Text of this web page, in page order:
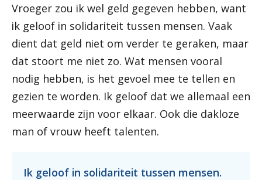
Vroeger zou ik wel geld gegeven hebben, want
ik geloof in solidariteit tussen mensen. Vaak
dient dat geld niet om verder te geraken, maar
dat stoort me niet zo. Wat mensen vooral
nodig hebben, is het gevoel mee te tellen en
gezien te worden. Ik geloof dat we allemaal een
meerwaarde zijn voor elkaar. Ook die dakloze
man of vrouw heeft talenten.
Ik geloof in solidariteit tussen mensen.